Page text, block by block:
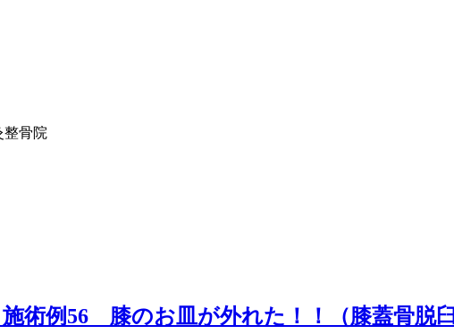
整骨院
術例56 膝のお皿が外れた！！（膝蓋骨脱臼